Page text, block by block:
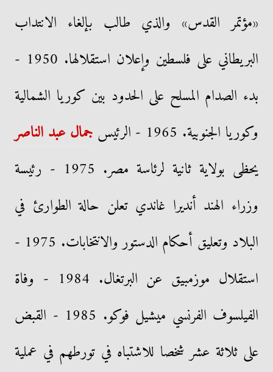
«مؤتمر القدس» والذي طالب بإلغاء الانتداب
البريطاني على فلسطين وإعلان استقلالها. 1950 -
بدء الصدام المسلح على الحدود بين كوريا الشمالية
وكوريا الجنوبية. 1965 - الرئيس
جمال عبد الناصر
يحظى بولاية ثانية لرئاسة مصر. 1975 - رئيسة
وزراء الهند أنديرا غاندي تعلن حالة الطوارئ في
البلاد وتعليق أحكام الدستور والانتخابات. 1975 -
استقلال موزمبيق عن البرتغال. 1984 - وفاة
الفيلسوف الفرنسي ميشيل فوكو. 1985 - القبض
على ثلاثة عشر شخصا للاشتباه في تورطهم في عملية